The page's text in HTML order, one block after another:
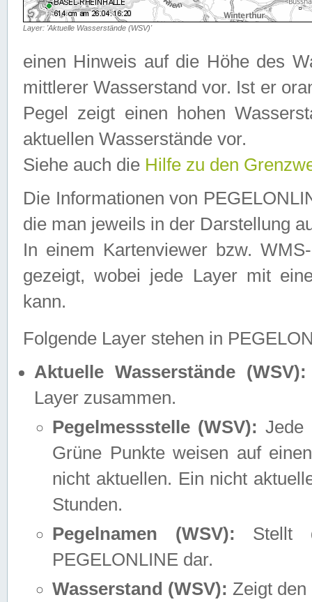
Layer: 'Aktuelle Wasserstände (WSV)'
einen Hinweis auf die Höhe des
mittlerer Wasserstand vor. Ist er
Pegel zeigt einen hohen
aktuellen Wasserstände vor.
Siehe auch die Hilfe zu den
Die Informationen von
die man jeweils in der Darstellung
In einem Kartenviewer bzw.
gezeigt, wobei jede Layer mit
kann.
Folgende Layer stehen in
Aktuelle Wasserstände (WSV):
Layer zusammen.
Pegelmessstelle (WSV): Jede
Grüne Punkte weisen auf
nicht aktuellen. Ein nicht
Stunden.
Pegelnamen (WSV): Stellt
PEGELONLINE dar.
Wasserstand (WSV): Zeigt den